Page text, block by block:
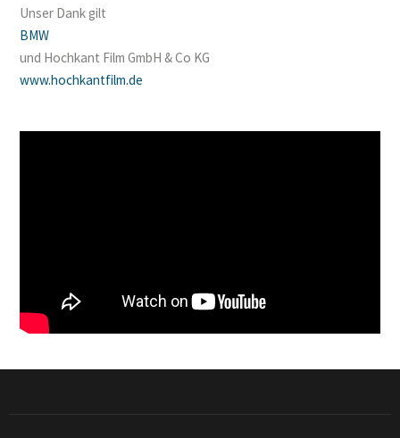
Unser Dank gilt
BMW
und Hochkant Film GmbH & Co KG
www.hochkantfilm.de